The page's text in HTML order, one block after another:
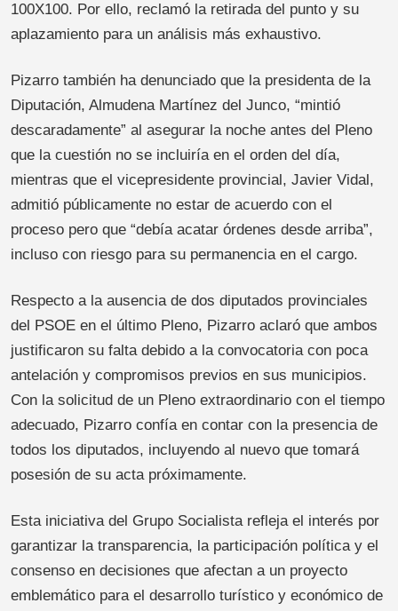
100X100. Por ello, reclamó la retirada del punto y su
aplazamiento para un análisis más exhaustivo.
Pizarro también ha denunciado que la presidenta de la
Diputación, Almudena Martínez del Junco, “mintió
descaradamente” al asegurar la noche antes del Pleno
que la cuestión no se incluiría en el orden del día,
mientras que el vicepresidente provincial, Javier Vidal,
admitió públicamente no estar de acuerdo con el
proceso pero que “debía acatar órdenes desde arriba”,
incluso con riesgo para su permanencia en el cargo.
Respecto a la ausencia de dos diputados provinciales
del PSOE en el último Pleno, Pizarro aclaró que ambos
justificaron su falta debido a la convocatoria con poca
antelación y compromisos previos en sus municipios.
Con la solicitud de un Pleno extraordinario con el tiempo
adecuado, Pizarro confía en contar con la presencia de
todos los diputados, incluyendo al nuevo que tomará
posesión de su acta próximamente.
Esta iniciativa del Grupo Socialista refleja el interés por
garantizar la transparencia, la participación política y el
consenso en decisiones que afectan a un proyecto
emblemático para el desarrollo turístico y económico de